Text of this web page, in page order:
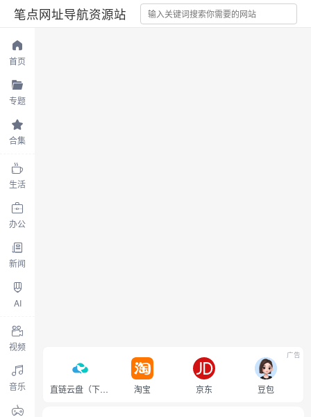
笔点网址导航资源站
首页
专题
合集
生活
办公
新闻
AI
视频
音乐 直链云盘（下载不限速） 淘宝 京东 豆包
广告